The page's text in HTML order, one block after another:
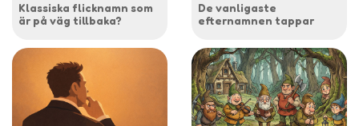
Klassiska flicknamn som
är på väg tillbaka?
De vanligaste
efternamnen tappar